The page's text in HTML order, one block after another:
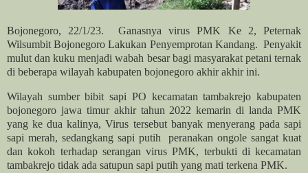
Bojonegoro, 22/1/23. Ganasnya virus PMK Ke 2, Peternak
Wilsumbit Bojonegoro Lakukan Penyemprotan Kandang. Penyakit
mulut dan kuku menjadi wabah besar bagi masyarakat petani ternak
di beberapa wilayah kabupaten bojonegoro akhir akhir ini.
Wilayah sumber bibit sapi PO kecamatan tambakrejo kabupaten
bojonegoro jawa timur akhir tahun 2022 kemarin di landa PMK
yang ke dua kalinya, Virus tersebut banyak menyerang pada sapi
sapi merah, sedangkang sapi putih peranakan ongole sangat kuat
dan kokoh terhadap serangan virus PMK, terbukti di kecamatan
tambakrejo tidak ada satupun sapi putih yang mati terkena PMK.